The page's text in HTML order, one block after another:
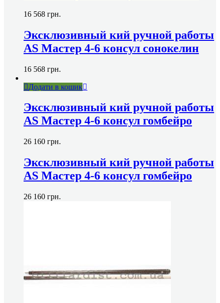
16 568 грн.
Эксклюзивный кий ручной работы
AS Мастер 4-6 консул сонокелин
16 568 грн.
Додати в кошик
Эксклюзивный кий ручной работы
AS Мастер 4-6 консул гомбейро
26 160 грн.
Эксклюзивный кий ручной работы
AS Мастер 4-6 консул гомбейро
26 160 грн.